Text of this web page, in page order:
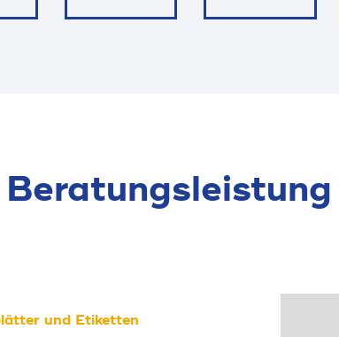
und Etiketten